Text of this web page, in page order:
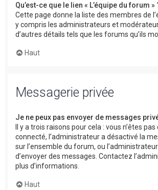
Qu’est-ce que le lien « L’équipe du forum »
Cette page donne la liste des membres de
y compris les administrateurs et
d’autres détails tels que les forums qu’ils
Haut
Messagerie privée
Je ne peux pas envoyer de messages
Il y a trois raisons pour cela : vous n’êtes
connecté, l’administrateur a désactivé la
sur l’ensemble du forum, ou
d’envoyer des messages. Contactez
plus d’informations.
Haut